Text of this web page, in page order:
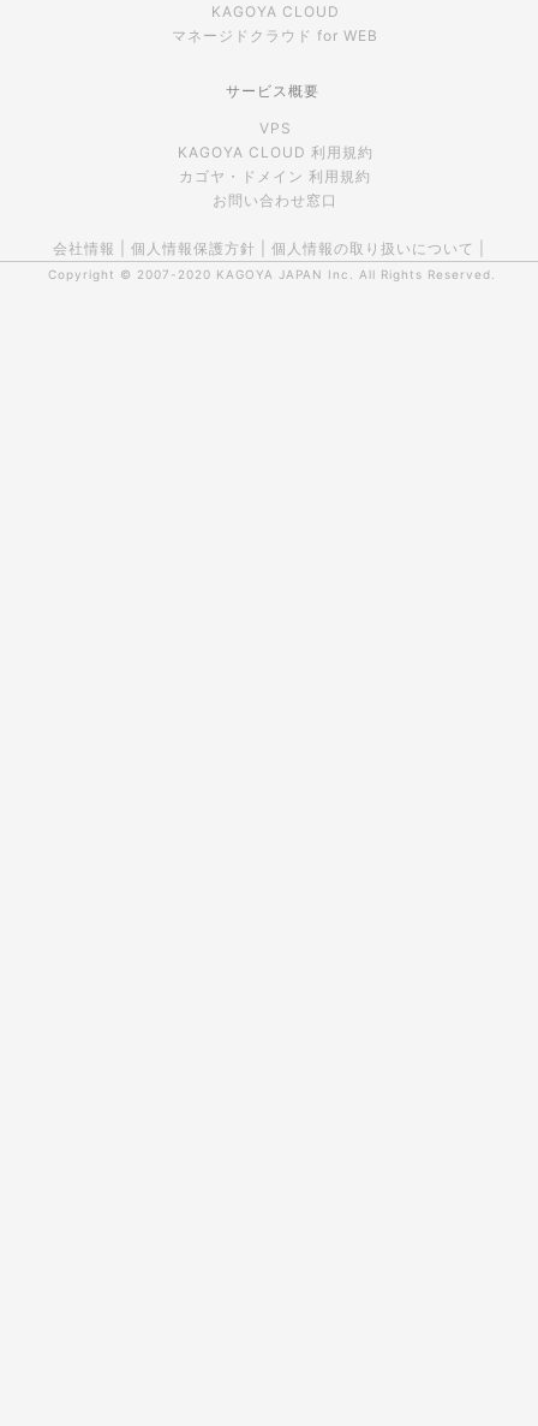
KAGOYA CLOUD
マネージドクラウド for WEB
サービス概要
VPS
KAGOYA CLOUD 利用規約
カゴヤ・ドメイン 利用規約
お問い合わせ窓口
会社情報 個人情報保護方針 個人情報の取り扱いについて
Copyright © 2007-2020 KAGOYA JAPAN Inc. All Rights Reserved.